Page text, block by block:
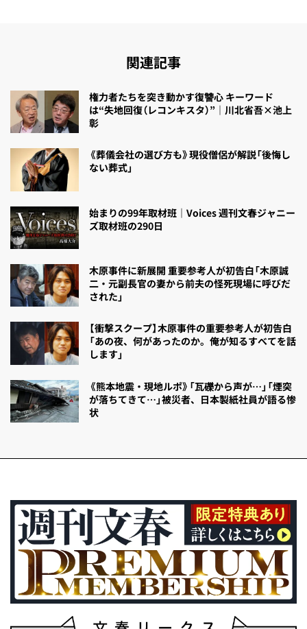
関連記事
権力者たちを突き動かす復讐心 キーワード
は“失地回復（レコンキスタ）”｜川北省吾×池上
彰
《葬儀会社の選び方も》現役僧侶が解説「後悔し
ない葬式」
始まりの99年取材班｜Voices 週刊文春ジャニー
ズ取材班の290日
木原事件に新展開 重要参考人が初告白「木原誠
二・元副長官の妻から前夫の怪死現場に呼びだ
された」
【衝撃スクープ】木原事件の重要参考人が初告白
「あの夜、何があったのか。俺が知るすべてを話
します」
《熊本地震・現地ルポ》「瓦礫から声が…」「煙突
が落ちてきて…」被災者、日本製紙社員が語る惨
状